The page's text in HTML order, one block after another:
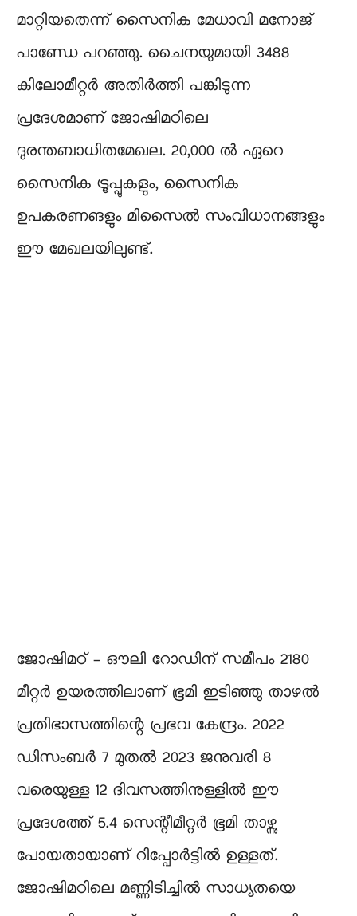
മാറ്റിയതെന്ന് സൈനിക മേധാവി മനോജ്
പാണ്ഡേ പറഞ്ഞു. ചൈനയുമായി 3488
കിലോമീറ്റര്‍ അതിര്‍ത്തി പങ്കിടുന്ന
പ്രദേശമാണ് ജോഷിമഠിലെ
ദുരന്തബാധിതമേഖല. 20,000 ല്‍ ഏറെ
സൈനിക ട്രൂപ്പുകളും, സൈനിക
ഉപകരണങളും മിസൈല്‍ സംവിധാനങ്ങളും
ഈ മേഖലയിലുണ്ട്.
ജോഷിമഠ് – ഔലി റോഡിന് സമീപം 2180
മീറ്റർ ഉയരത്തിലാണ് ഭൂമി ഇടിഞ്ഞു താഴൽ
പ്രതിഭാസത്തിന്റെ പ്രഭവ കേന്ദ്രം. 2022
ഡിസംബർ 7 മുതൽ 2023 ജനുവരി 8
വരെയുള്ള 12 ദിവസത്തിനുള്ളിൽ ഈ
പ്രദേശത്ത് 5.4 സെന്റീമീറ്റർ ഭൂമി താഴ്ന്നു
പോയതായാണ് റിപ്പോർട്ടിൽ ഉള്ളത്.
ജോഷിമഠിലെ മണ്ണിടിച്ചിൽ സാധ്യതയെ